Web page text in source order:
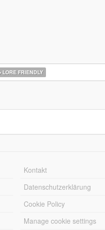
LORE FRIENDLY
Kontakt
Datenschutzerklärung
Cookie Policy
Manage cookie settings